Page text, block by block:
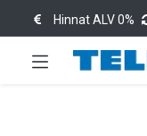
Hinnat ALV 0%